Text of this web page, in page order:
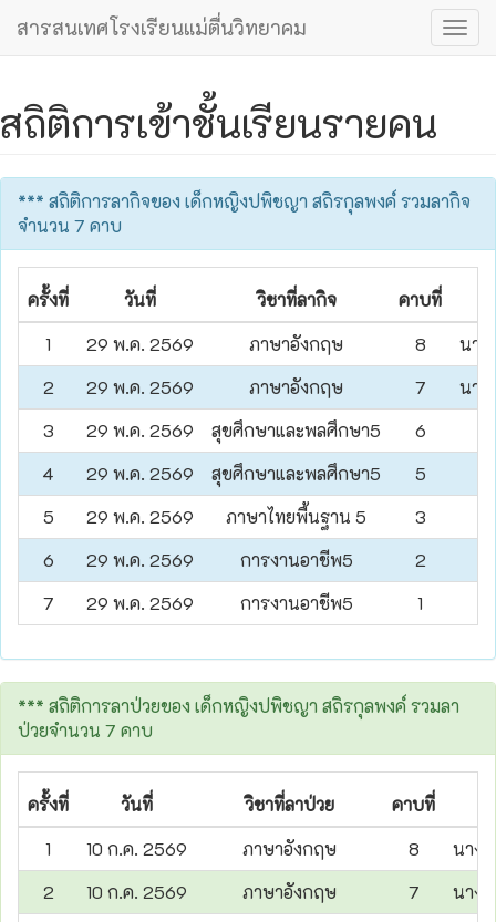
สารสนเทศโรงเรียนแม่ตื่นวิทยาคม
สถิติการเข้าชั้นเรียนรายคน
*** สถิติการลากิจของ เด็กหญิงปพิชญา สถิรกุลพงค์ รวมลากิจ
จำนวน 7 คาบ
ครั้งที่ วันที่ วิชาที่ลากิจ
คาบที่
1
29 พ.ค. 2569 ภาษาอังกฤษ 8
นาง
2
29 พ.ค. 2569 ภาษาอังกฤษ 7
นาง
3
29 พ.ค. 2569 สุขศึกษาและพลศึกษา5 6
4
29 พ.ค. 2569 สุขศึกษาและพลศึกษา5 5
5
29 พ.ค. 2569 ภาษาไทยพื้นฐาน 5
3
6
29 พ.ค. 2569 การงานอาชีพ5
2
7
29 พ.ค. 2569 การงานอาชีพ5 1
*** สถิติการลาป่วยของ เด็กหญิงปพิชญา สถิรกุลพงค์ รวมลา
ป่วยจำนวน 7 คาบ
ครั้งที่ วันที่ วิชาที่ลาป่วย
คาบที่
1
10 ก.ค. 2569 ภาษาอังกฤษ 8
นาง
2
10 ก.ค. 2569 ภาษาอังกฤษ 7
นาง